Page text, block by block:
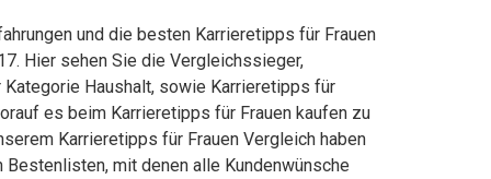
und die besten Karrieretipps für Frauen
Hier sehen Sie die Vergleichssieger,
Haushalt, sowie Karrieretipps für
es beim Karrieretipps für Frauen kaufen zu
Karrieretipps für Frauen Vergleich haben
mit denen alle Kundenwünsche